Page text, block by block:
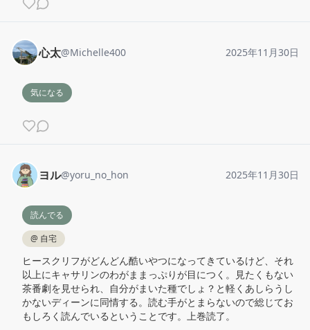
心太@Michelle400 2025年11月30日
気になる
ヨル@yoru_no_hon 2025年11月30日
読んでる
@ 自宅
ヒースクリフがどんどん酷いやつになってきているけど、それ
以上にキャサリンのわがままっぷりが目につく。見たくもない
茶番劇を見せられ、自分がまいた種でしょ？と軽くあしらうし
かないディーンに同情する。読む手がとまらないので総じてお
もしろく読んでいるということです。上巻読了。